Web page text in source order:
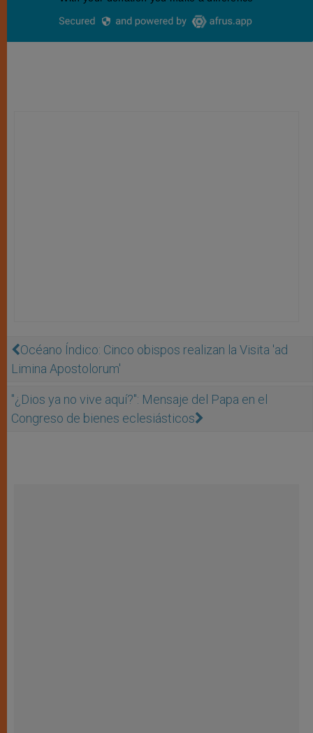
Océano Índico: Cinco obispos realizan la Visita 'ad
Limina Apostolorum'
"¿Dios ya no vive aquí?": Mensaje del Papa en el
Congreso de bienes eclesiásticos